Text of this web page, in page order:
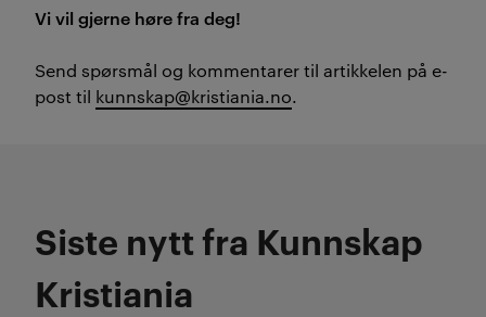
Vi vil gjerne høre fra deg!
Send spørsmål og kommentarer til artikkelen på e-
post til kunnskap@kristiania.no.
Siste nytt fra Kunnskap
Kristiania